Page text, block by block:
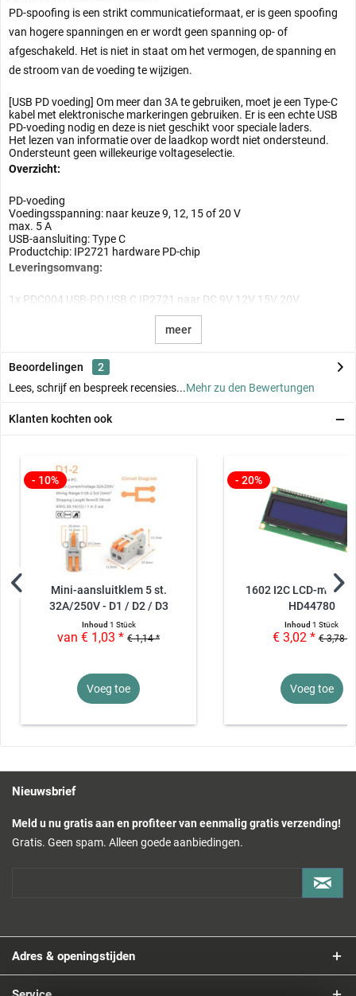
PD-spoofing is een strikt communicatieformaat, er is geen spoofing
van hogere spanningen en er wordt geen spanning op- of
afgeschakeld. Het is niet in staat om het vermogen, de spanning en
de stroom van de voeding te wijzigen.
[USB PD voeding] Om meer dan 3A te gebruiken, moet je een Type-C
kabel met elektronische markeringen gebruiken. Er is een echte USB
PD-voeding nodig en deze is niet geschikt voor speciale laders.
Het lezen van informatie over de laadkop wordt niet ondersteund.
Ondersteunt geen willekeurige voltageselectie.
Overzicht:
PD-voeding
Voedingsspanning: naar keuze 9, 12, 15 of 20 V
max. 5 A
USB-aansluiting: Type C
Productchip: IP2721 hardware PD-chip
Leveringsomvang:
1x PDC004 USB-PD USB C IP2721 naar DC 9V 12V 15V 20V
meer
Beoordelingen
2
Lees, schrijf en bespreek recensies...Mehr zu den Bewertungen
Klanten kochten ook
- 10%
Mini-aansluitklem 5 st.
32A/250V - D1 / D2 / D3
Inhoud 1 Stück
van € 1,03 * € 1,14 *
Voeg toe
- 20%
1602 I2C LCD-
HD44780
Inhoud1 Stück
€ 3,02 * € 3,78 *
Voeg toe
Nieuwsbrief
Meld u nu gratis aan en profiteer van eenmalig gratis verzending!
Gratis. Geen spam. Alleen goede aanbiedingen.
Adres & openingstijden